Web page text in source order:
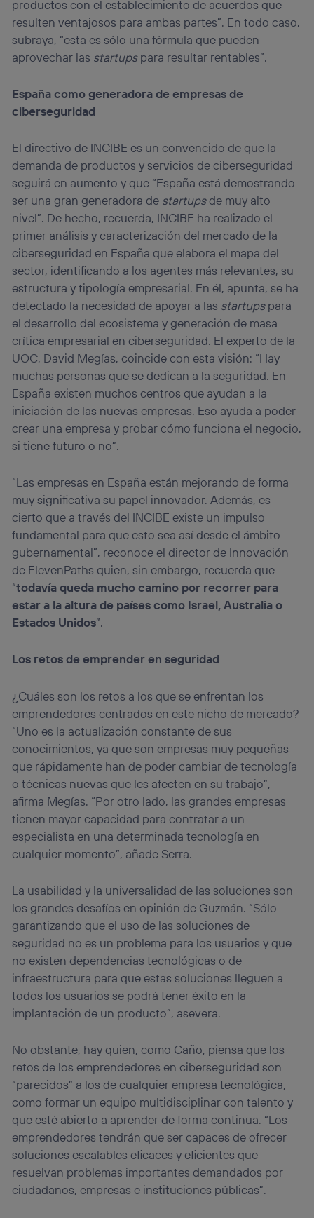
productos con el establecimiento de acuerdos que
resulten ventajosos para ambas partes”. En todo caso,
subraya, “esta es sólo una fórmula que pueden
aprovechar las startupspara resultar rentables”.
España como generadora de empresas de
ciberseguridad
El directivo de INCIBE es un convencido de que la
demanda de productos y servicios de ciberseguridad
seguirá en aumento y que “España está demostrando
ser una gran generadora de startupsde muy alto
nivel”. De hecho, recuerda, INCIBE ha realizado el
primer análisis y caracterización del mercado de la
ciberseguridad en España que elabora el mapa del
sector, identificando a los agentes más relevantes, su
estructura y tipología empresarial. En él, apunta, se ha
detectado la necesidad de apoyar a las startupspara
el desarrollo del ecosistema y generación de masa
crítica empresarial en ciberseguridad. El experto de la
UOC, David Megías, coincide con esta visión: “Hay
muchas personas que se dedican a la seguridad. En
España existen muchos centros que ayudan a la
iniciación de las nuevas empresas. Eso ayuda a poder
crear una empresa y probar cómo funciona el negocio,
si tiene futuro o no”.
“Las empresas en España están mejorando de forma
muy significativa su papel innovador. Además, es
cierto que a través del INCIBE existe un impulso
fundamental para que esto sea así desde el ámbito
gubernamental”, reconoce el director de Innovación
de ElevenPaths quien, sin embargo, recuerda que
“todavía queda mucho camino por recorrer para
estar a la altura de países como Israel, Australia o
Estados Unidos”.
Los retos de emprender en seguridad
¿Cuáles son los retos a los que se enfrentan los
emprendedores centrados en este nicho de mercado?
“Uno es la actualización constante de sus
conocimientos, ya que son empresas muy pequeñas
que rápidamente han de poder cambiar de tecnología
o técnicas nuevas que les afecten en su trabajo”,
afirma Megías. “Por otro lado, las grandes empresas
tienen mayor capacidad para contratar a un
especialista en una determinada tecnología en
cualquier momento”, añade Serra.
La usabilidad y la universalidad de las soluciones son
los grandes desafíos en opinión de Guzmán. “Sólo
garantizando que el uso de las soluciones de
seguridad no es un problema para los usuarios y que
no existen dependencias tecnológicas o de
infraestructura para que estas soluciones lleguen a
todos los usuarios se podrá tener éxito en la
implantación de un producto”, asevera.
No obstante, hay quien, como Caño, piensa que los
retos de los emprendedores en ciberseguridad son
“parecidos” a los de cualquier empresa tecnológica,
como formar un equipo multidisciplinar con talento y
que esté abierto a aprender de forma continua. “Los
emprendedores tendrán que ser capaces de ofrecer
soluciones escalables eficaces y eficientes que
resuelvan problemas importantes demandados por
ciudadanos, empresas e instituciones públicas”.